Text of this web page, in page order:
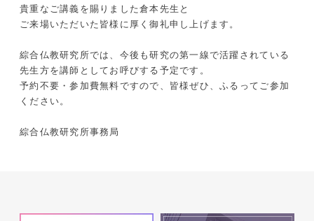
貴重なご講義を賜りました倉本先生と
ご来場いただいた皆様に厚く御礼申し上げます。
綜合仏教研究所では、今後も研究の第一線で活躍されている
先生方を講師としてお呼びする予定です。
予約不要・参加費無料ですので、皆様ぜひ、ふるってご参加
ください。
綜合仏教研究所事務局